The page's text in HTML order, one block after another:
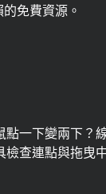
免費資源。
點一下變兩下？
檢查連點與拖曳